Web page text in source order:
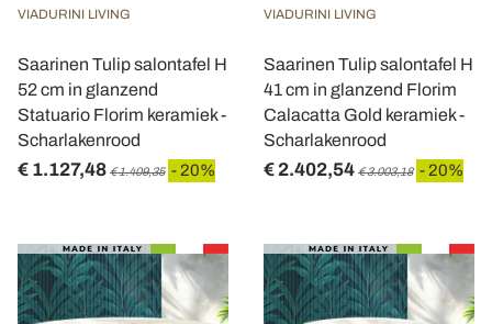
VIADURINI LIVING
Saarinen Tulip salontafel H
52 cm in glanzend
Statuario Florim keramiek -
Scharlakenrood
€ 1.127,48 € 1.409,35 - 20%
VIADURINI LIVING
Saarinen Tulip salontafel H
41 cm in glanzend Florim
Calacatta Gold keramiek -
Scharlakenrood
€ 2.402,54 € 3.003,18 - 20%